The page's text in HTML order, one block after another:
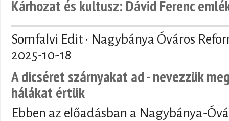
Kárhozat és kultusz: Dávid Ferenc
Somfalvi Edit · Nagybánya Óváros
2025-10-18
A dicséret szárnyakat ad - nevezzük
hálákat értük
Ebben az előadásban a Nagybánya-